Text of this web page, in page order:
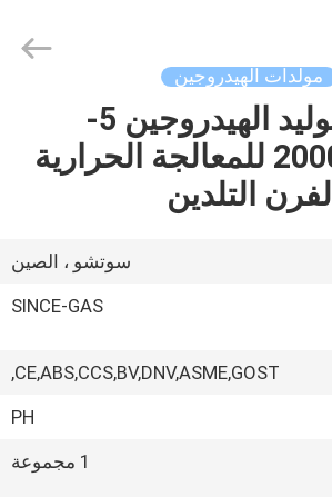
مولدات الهيدروجين
نظام توليد الهيدروجين 5-
2000Nm3 / H للمعالجة الحرارية
لفرن التلدين
سوتشو ، الصين
SINCE-GAS
CE,ABS,CCS,BV,DNV,ASME,GOST,
PH
1 مجموعة